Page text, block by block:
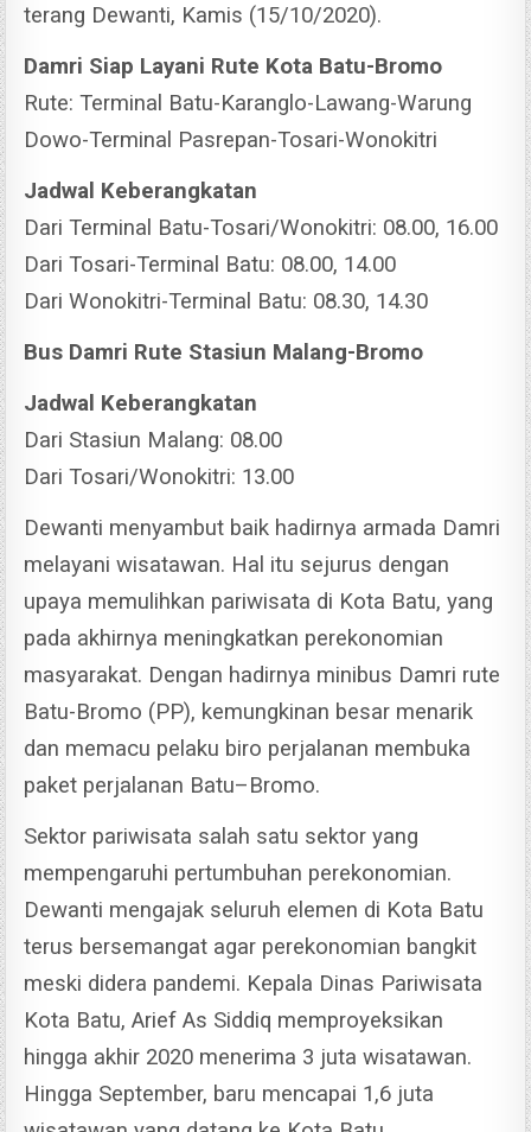
terang Dewanti, Kamis (15/10/2020).
Damri Siap Layani Rute Kota Batu-Bromo
Rute: Terminal Batu-Karanglo-Lawang-Warung
Dowo-Terminal Pasrepan-Tosari-Wonokitri
Jadwal Keberangkatan
Dari Terminal Batu-Tosari/Wonokitri: 08.00, 16.00
Dari Tosari-Terminal Batu: 08.00, 14.00
Dari Wonokitri-Terminal Batu: 08.30, 14.30
Bus Damri Rute Stasiun Malang-Bromo
Jadwal Keberangkatan
Dari Stasiun Malang: 08.00
Dari Tosari/Wonokitri: 13.00
Dewanti menyambut baik hadirnya armada Damri
melayani wisatawan. Hal itu sejurus dengan
upaya memulihkan pariwisata di Kota Batu, yang
pada akhirnya meningkatkan perekonomian
masyarakat. Dengan hadirnya minibus Damri rute
Batu-Bromo (PP), kemungkinan besar menarik
dan memacu pelaku biro perjalanan membuka
paket perjalanan Batu–Bromo.
Sektor pariwisata salah satu sektor yang
mempengaruhi pertumbuhan perekonomian.
Dewanti mengajak seluruh elemen di Kota Batu
terus bersemangat agar perekonomian bangkit
meski didera pandemi. Kepala Dinas Pariwisata
Kota Batu, Arief As Siddiq memproyeksikan
hingga akhir 2020 menerima 3 juta wisatawan.
Hingga September, baru mencapai 1,6 juta